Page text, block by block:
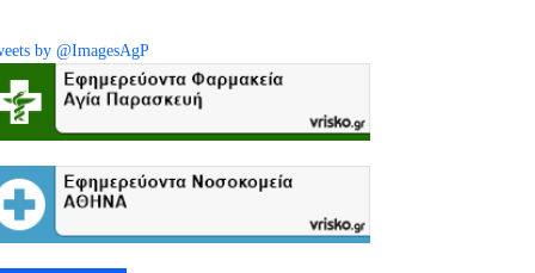
by @ImagesAgP